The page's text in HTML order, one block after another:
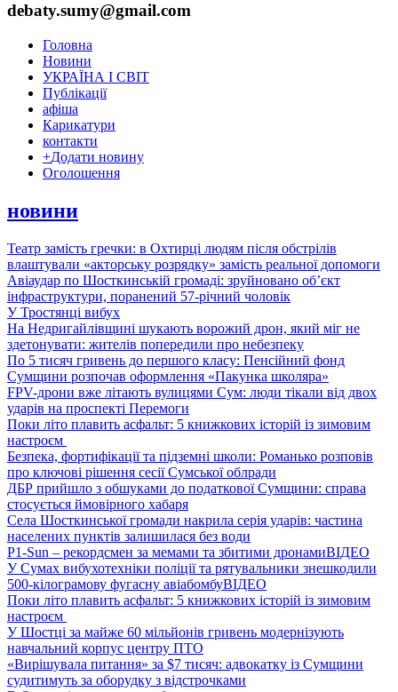
debaty.sumy@gmail.com
Головна
Новини
УКРАЇНА І СВІТ
Публікації
афіша
Карикатури
контакти
+Додати новину
Оголошення
новини
Театр замість гречки: в Охтирці людям після обстрілів
влаштували «акторську розрядку» замість реальної допомоги
Авіаудар по Шосткинській громаді: зруйновано об’єкт
інфраструктури, поранений 57-річний чоловік
У Тростянці вибух
На Недригайлівщині шукають ворожий дрон, який міг не
здетонувати: жителів попередили про небезпеку
По 5 тисяч гривень до першого класу: Пенсійний фонд
Сумщини розпочав оформлення «Пакунка школяра»
FPV-дрони вже літають вулицями Сум: люди тікали від двох
ударів на проспекті Перемоги
Поки літо плавить асфальт: 5 книжкових історій із зимовим
настроєм
Безпека, фортифікації та підземні школи: Романько розповів
про ключові рішення сесії Сумської облради
ДБР прийшло з обшуками до податкової Сумщини: справа
стосується ймовірного хабаря
Села Шосткинської громади накрила серія ударів: частина
населених пунктів залишилася без води
P1-Sun – рекордсмен за мемами та збитими дронамиВІДЕО
У Сумах вибухотехніки поліції та рятувальники знешкодили
500-кілограмову фугасну авіабомбуВІДЕО
Поки літо плавить асфальт: 5 книжкових історій із зимовим
настроєм
У Шостці за майже 60 мільйонів гривень модернізують
навчальний корпус центру ПТО
«Вирішувала питання» за $7 тисяч: адвокатку із Сумщини
судитимуть за оборудку з відстрочками